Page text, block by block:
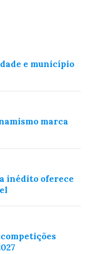
e município
marca
inédito oferece